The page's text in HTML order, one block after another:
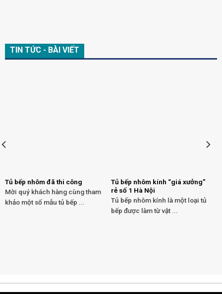
TIN TỨC - BÀI VIẾT
Tủ bếp nhôm đã thi công
Mời quý khách hàng cùng tham
khảo một số mẫu tủ bếp ...
Tủ bếp nhôm kính “giá xưởng”
rẻ số 1 Hà Nội
Tủ bếp nhôm kính là một loại tủ
bếp được làm từ vật ...